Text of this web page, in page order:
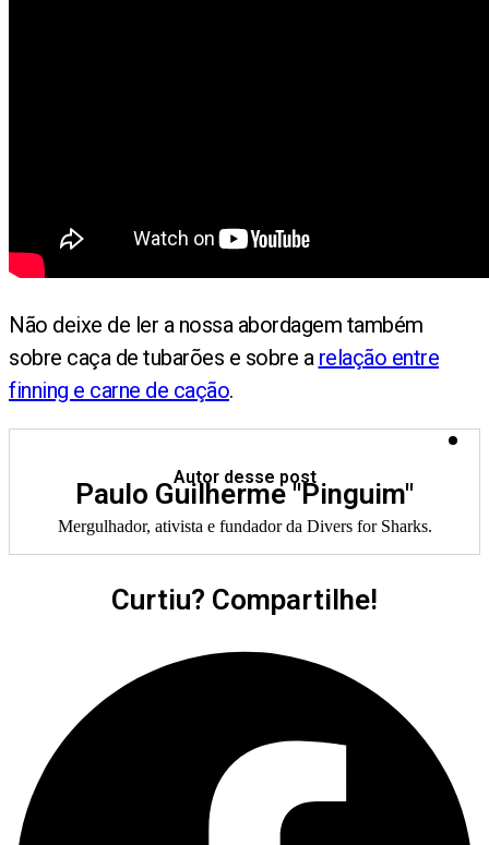
Não deixe de ler a nossa abordagem também
sobre caça de tubarões e sobre a relação entre
finning e carne de cação.
Autor desse post
Paulo Guilherme "Pinguim"
Mergulhador, ativista e fundador da Divers for Sharks.
Curtiu? Compartilhe!